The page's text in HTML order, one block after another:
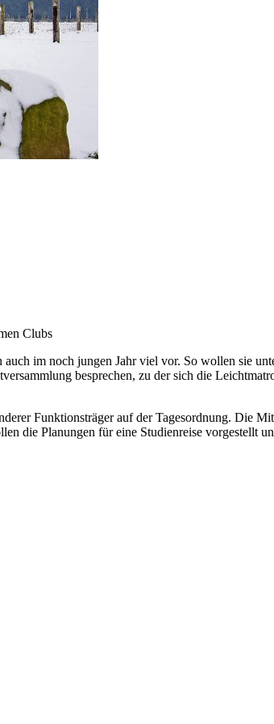
Clubs
im noch jungen Jahr viel vor. So wollen sie
besprechen, zu der sich die
Funktionsträger auf der Tagesordnung. Die
die Planungen für eine Studienreise vorgestellt